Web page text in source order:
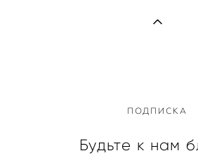
ПОДПИСКА
Будьте к нам